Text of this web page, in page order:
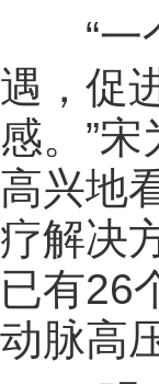
“一个
遇，促
感。”
高兴地
疗解决
已有26
动脉高